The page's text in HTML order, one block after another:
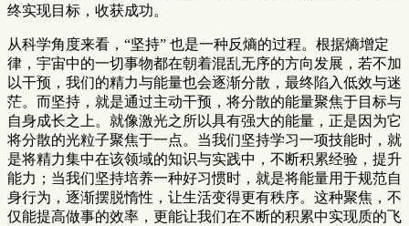
终实现目标，收获成功。
从科学角度来看，“坚持” 也是一种反熵的过程。根据熵增定
律，宇宙中的一切事物都在朝着混乱无序的方向发展，若不加
以干预，我们的精力与能量也会逐渐分散，最终陷入低效与迷
茫。而坚持，就是通过主动干预，将分散的能量聚焦于目标与
自身成长之上。就像激光之所以具有强大的能量，正是因为它
将分散的光粒子聚焦于一点。当我们坚持学习一项技能时，就
是将精力集中在该领域的知识与实践中，不断积累经验，提升
能力；当我们坚持培养一种好习惯时，就是将能量用于规范自
身行为，逐渐摆脱惰性，让生活变得更有秩序。这种聚焦，不
仅能提高做事的效率，更能让我们在不断的积累中实现质的飞